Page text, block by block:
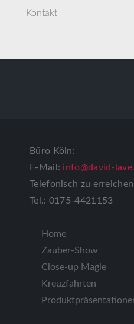
Kontakt
Büro Köln:
E-Mail: info@david-
Telefonisch zu
Tel.: 0175-4421153
Home
Zauber-Show
Close-up Magie
Kreuzfahrten